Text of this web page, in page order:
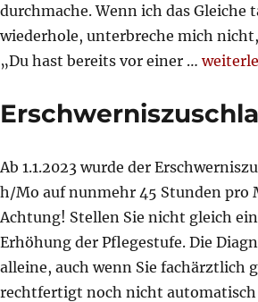
durchmache. Wenn ich das Gleiche
wiederhole, unterbreche mich
„Du hast bereits vor einer …
Ab 1.1.2023 wurde der
h/Mo auf nunmehr 45 Stunden pro
Achtung! Stellen Sie nicht gleich
Erhöhung der Pflegestufe. Die
alleine, auch wenn Sie fachärztlich
rechtfertigt noch nicht